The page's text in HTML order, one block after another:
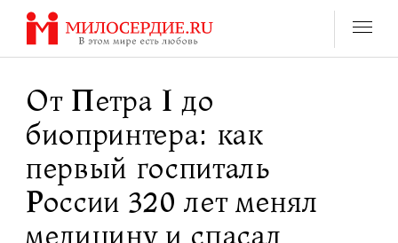
Перейти
содержанию
От Петра I до
биопринтера: как
первый госпиталь
России 320 лет менял
медицину и спасал